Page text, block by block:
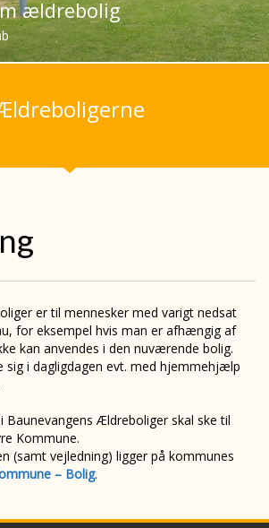
ældrebolig
er til mennesker med varigt nedsat
for eksempel hvis man er afhængig af
kan anvendes i den nuværende bolig.
sig i dagligdagen evt. med hjemmehjælp
Baunevangens Ældreboliger skal ske til
Kommune.
(samt vejledning) ligger på kommunes
– Bolig.